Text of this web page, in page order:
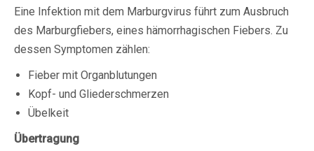
Eine Infektion mit dem Marburgvirus führt zum Ausbruch
des Marburgfiebers, eines hämorrhagischen Fiebers. Zu
dessen Symptomen zählen:
Fieber mit Organblutungen
Kopf- und Gliederschmerzen
Übelkeit
Übertragung